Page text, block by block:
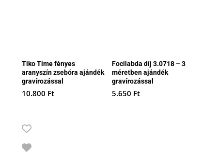
Tiko Time fényes
aranyszín zsebóra ajándék
gravírozással
10.800 Ft
Focilabda díj 3.0718 – 3
méretben ajándék
gravírozással
5.650 Ft